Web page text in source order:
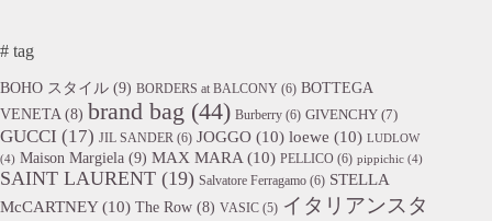
# tag
BOHO スタイル (9) BORDERS at BALCONY (6) BOTTEGA
VENETA(8) brand bag (44) Burberry (6) GIVENCHY (7)
GUCCI (17) JIL SANDER (6) JOGGO (10) loewe (10) LUDLOW
(4) Maison Margiela (9) MAX MARA (10) PELLICO (6) pippichic (4)
SAINT LAURENT (19) Salvatore Ferragamo (6) STELLA
McCARTNEY(10) The Row (8) VASIC (5) イタリアンスタ